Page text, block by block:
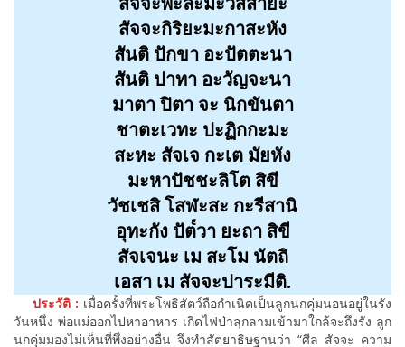
สัจจะกิริยะมะกาสะหัง
สันติ ปักขา อะปัตตะนา
สันติ ปาทา อะวัญจะนา
มาตา ปิตา จะ นิกขันตา
ชาตะเวทะ ปะฏิกกะมะ
สะหะ สัจเจ กะเต มัยหัง
มะหาปัชชะลิโต สิขี
วัชเชสิ โสฬะสะ กะรีสานิ
อุทะกัง ปัต๎วา ยะถา สิขี
สัจเจนะ เม สะโม นัตถิ
เอสา เม สัจจะปาระมีติ.
ประวัติ : เมื่อครั้งที่พระโพธิสัตว์ถือกำเนิดเป็นลูกนกคุ่มนอนอยู่ในรัง
วันหนึ่ง พ่อแม่ออกไปหาอาหาร เกิดไฟป่าลุกลามเข้ามาใกล้จะถึงรัง ลูก
นกคุ่มมองไม่เห็นที่พึ่งอย่างอื่น จึงทำสัตยาธิษฐานว่า “ศีล สัจจะ ความ